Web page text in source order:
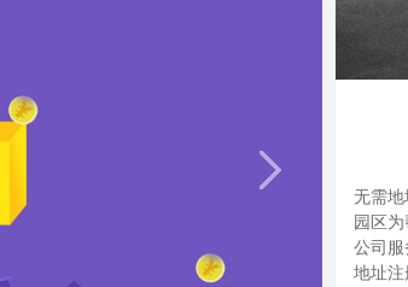
无需
园区
公司
地址注